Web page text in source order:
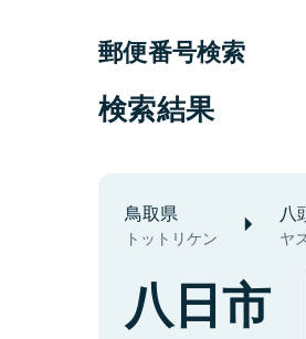
郵便番号検索
検索結果
鳥取県
トットリケン
八
ヤ
八日市